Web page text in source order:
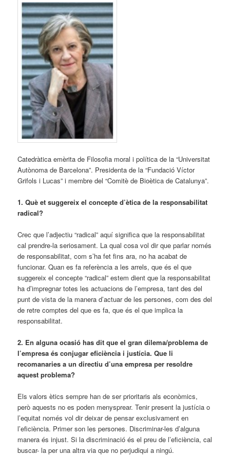
Catedràtica emèrita de Filosofia moral i política de la “Universitat
Autònoma de Barcelona”. Presidenta de la “Fundació Víctor
Grifols i Lucas” i membre del “Comitè de Bioètica de Catalunya”.
1. Què et suggereix el concepte d’ètica de la responsabilitat
radical?
Crec que l’adjectiu “radical” aquí significa que la responsabilitat
cal prendre-la seriosament. La qual cosa vol dir que parlar només
de responsabilitat, com s’ha fet fins ara, no ha acabat de
funcionar. Quan es fa referència a les arrels, que és el que
suggereix el concepte “radical” estem dient que la responsabilitat
ha d’impregnar totes les actuacions de l’empresa, tant des del
punt de vista de la manera d’actuar de les persones, com des del
de retre comptes del que es fa, que és el que implica la
responsabilitat.
2. En alguna ocasió has dit que el gran dilema/problema de
l’empresa és conjugar eficiència i justícia. Que li
recomanaries a un directiu d’una empresa per resoldre
aquest problema?
Els valors ètics sempre han de ser prioritaris als econòmics,
però aquests no es poden menysprear. Tenir present la justícia o
l’equitat només vol dir deixar de pensar exclusivament en
l’eficiència. Primer son les persones. Discriminar-les d’alguna
manera és injust. Si la discriminació és el preu de l’eficiència, cal
buscar- la per una altra via que no perjudiqui a ningú.